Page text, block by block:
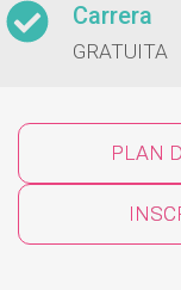
Carrera
GRATUITA
PLAN